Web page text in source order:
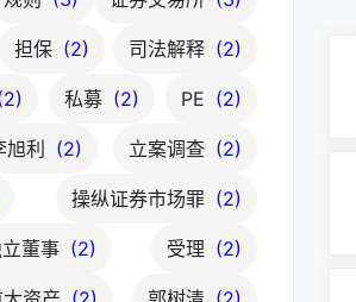
担保 (2) 司法解释 (2)
私募 (2) PE (2)
旭利 (2) 立案调查 (2)
操纵证券市场罪 (2)
董事 (2) 受理 (2)